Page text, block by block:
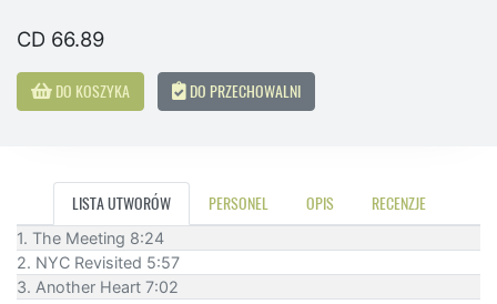
CD 66.89
DO KOSZYKA DO PRZECHOWALNI
LISTA UTWORÓW PERSONEL OPIS RECENZJE
1. The Meeting 8:24
2. NYC Revisited 5:57
3. Another Heart 7:02